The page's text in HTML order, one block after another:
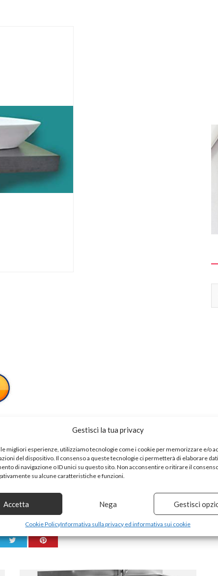
Gestisci la tua privacy
migliori esperienze, utilizziamo tecnologie come i cookie per memorizzare e/o
del dispositivo. Il consenso a queste tecnologie ci permetterà di elaborare
di navigazione o ID unici su questo sito. Non acconsentire o ritirare il
su alcune caratteristiche e funzioni.
Accetta Nega Gestisci
Cookie PolicyInformativa sulla privacy ed informativa sui cookie
ON